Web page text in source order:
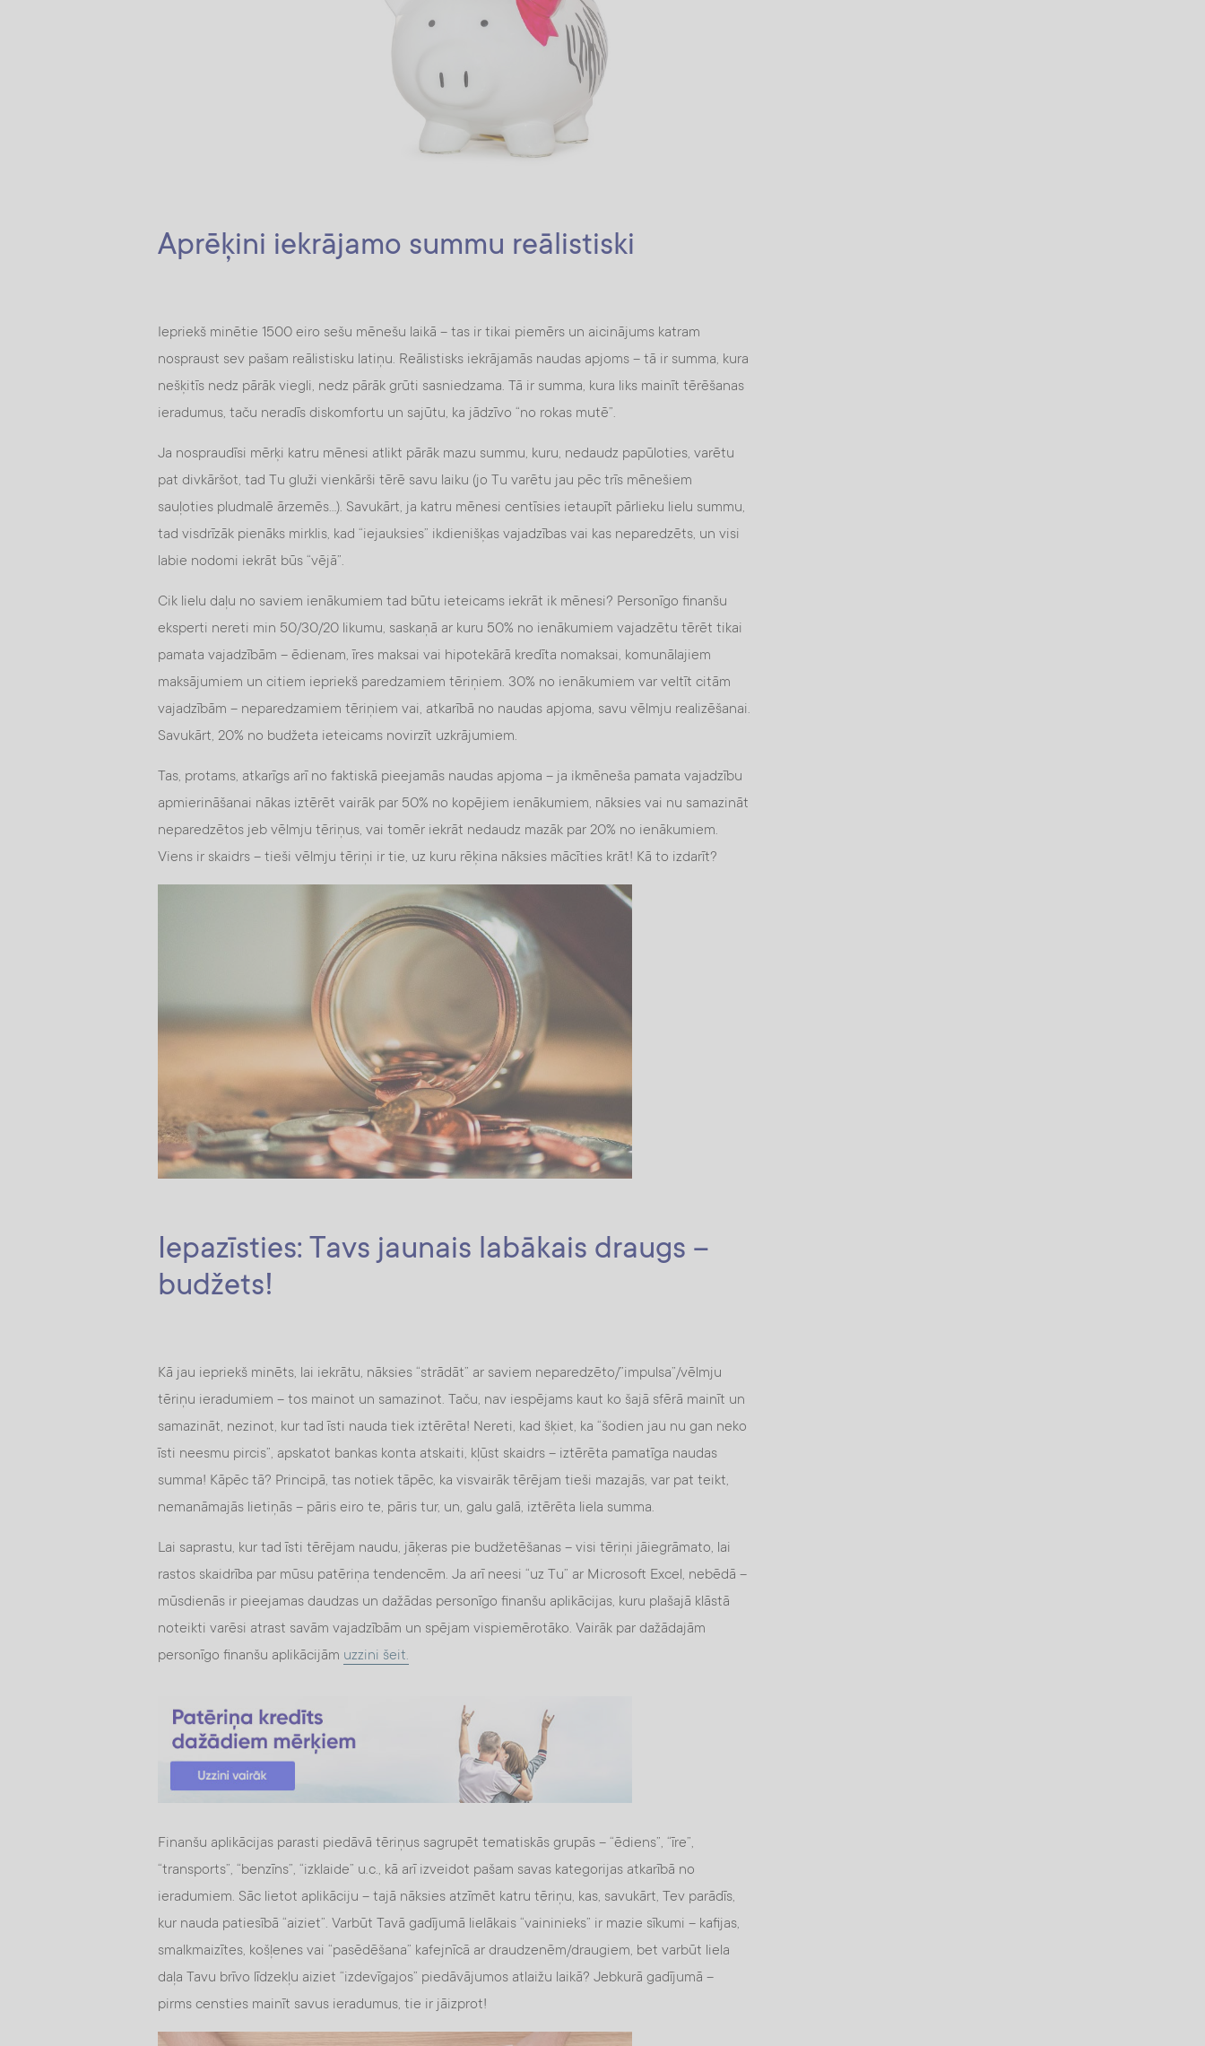
Aprēķini iekrājamo summu reālistiski
Iepriekš minētie 1500 eiro sešu mēnešu laikā – tas ir tikai piemērs un aicinājums katram
nospraust sev pašam reālistisku latiņu. Reālistisks iekrājamās naudas apjoms – tā ir summa, kura
nešķitīs nedz pārāk viegli, nedz pārāk grūti sasniedzama. Tā ir summa, kura liks mainīt tērēšanas
ieradumus, taču neradīs diskomfortu un sajūtu, ka jādzīvo “no rokas mutē”.
Ja nospraudīsi mērķi katru mēnesi atlikt pārāk mazu summu, kuru, nedaudz papūloties, varētu
pat divkāršot, tad Tu gluži vienkārši tērē savu laiku (jo Tu varētu jau pēc trīs mēnešiem
sauļoties pludmalē ārzemēs...). Savukārt, ja katru mēnesi centīsies ietaupīt pārlieku lielu summu,
tad visdrīzāk pienāks mirklis, kad “iejauksies” ikdienišķas vajadzības vai kas neparedzēts, un visi
labie nodomi iekrāt būs “vējā”.
Cik lielu daļu no saviem ienākumiem tad būtu ieteicams iekrāt ik mēnesi? Personīgo finanšu
eksperti nereti min 50/30/20 likumu, saskaņā ar kuru 50% no ienākumiem vajadzētu tērēt tikai
pamata vajadzībām – ēdienam, īres maksai vai hipotekārā kredīta nomaksai, komunālajiem
maksājumiem un citiem iepriekš paredzamiem tēriņiem. 30% no ienākumiem var veltīt citām
vajadzībām – neparedzamiem tēriņiem vai, atkarībā no naudas apjoma, savu vēlmju realizēšanai.
Savukārt, 20% no budžeta ieteicams novirzīt uzkrājumiem.
Tas, protams, atkarīgs arī no faktiskā pieejamās naudas apjoma – ja ikmēneša pamata vajadzību
apmierināšanai nākas iztērēt vairāk par 50% no kopējiem ienākumiem, nāksies vai nu samazināt
neparedzētos jeb vēlmju tēriņus, vai tomēr iekrāt nedaudz mazāk par 20% no ienākumiem.
Viens ir skaidrs – tieši vēlmju tēriņi ir tie, uz kuru rēķina nāksies mācīties krāt! Kā to izdarīt?
Iepazīsties: Tavs jaunais labākais draugs –
budžets!
Kā jau iepriekš minēts, lai iekrātu, nāksies “strādāt” ar saviem neparedzēto/”impulsa”/vēlmju
tēriņu ieradumiem – tos mainot un samazinot. Taču, nav iespējams kaut ko šajā sfērā mainīt un
samazināt, nezinot, kur tad īsti nauda tiek iztērēta! Nereti, kad šķiet, ka “šodien jau nu gan neko
īsti neesmu pircis”, apskatot bankas konta atskaiti, kļūst skaidrs – iztērēta pamatīga naudas
summa! Kāpēc tā? Principā, tas notiek tāpēc, ka visvairāk tērējam tieši mazajās, var pat teikt,
nemanāmajās lietiņās – pāris eiro te, pāris tur, un, galu galā, iztērēta liela summa.
Lai saprastu, kur tad īsti tērējam naudu, jāķeras pie budžetēšanas – visi tēriņi jāiegrāmato, lai
rastos skaidrība par mūsu patēriņa tendencēm. Ja arī neesi “uz Tu” ar Microsoft Excel, nebēdā –
mūsdienās ir pieejamas daudzas un dažādas personīgo finanšu aplikācijas, kuru plašajā klāstā
noteikti varēsi atrast savām vajadzībām un spējam vispiemērotāko. Vairāk par dažādajām
personīgo finanšu aplikācijām uzzini šeit.
Finanšu aplikācijas parasti piedāvā tēriņus sagrupēt tematiskās grupās – “ēdiens”, “īre”,
“transports”, “benzīns”, “izklaide” u.c., kā arī izveidot pašam savas kategorijas atkarībā no
ieradumiem. Sāc lietot aplikāciju – tajā nāksies atzīmēt katru tēriņu, kas, savukārt, Tev parādīs,
kur nauda patiesībā “aiziet”. Varbūt Tavā gadījumā lielākais “vaininieks” ir mazie sīkumi – kafijas,
smalkmaizītes, košļenes vai “pasēdēšana” kafejnīcā ar draudzenēm/draugiem, bet varbūt liela
daļa Tavu brīvo līdzekļu aiziet “izdevīgajos” piedāvājumos atlaižu laikā? Jebkurā gadījumā –
pirms censties mainīt savus ieradumus, tie ir jāizprot!